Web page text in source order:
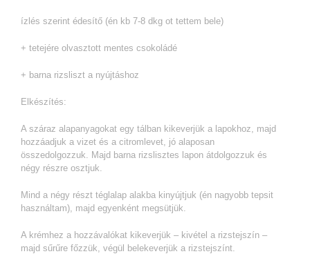
ízlés szerint édesítő (én kb 7-8 dkg ot tettem bele)
+ tetejére olvasztott mentes csokoládé
+ barna rizsliszt a nyújtáshoz
Elkészítés:
A száraz alapanyagokat egy tálban kikeverjük a lapokhoz, majd
hozzáadjuk a vizet és a citromlevet, jó alaposan
összedolgozzuk. Majd barna rizslisztes lapon átdolgozzuk és
négy részre osztjuk.
Mind a négy részt téglalap alakba kinyújtjuk (én nagyobb tepsit
használtam), majd egyenként megsütjük.
A krémhez a hozzávalókat kikeverjük – kivétel a rizstejszín –
majd sűrűre főzzük, végül belekeverjük a rizstejszínt.